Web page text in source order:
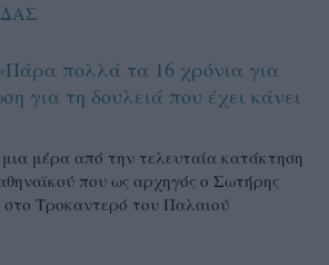
πολλά τα 16 χρόνια για
για τη δουλειά που έχει κάνει
μέρα από την τελευταία κατάκτηση
που ως αρχηγός ο Σωτήρης
Τροκαντερό του Παλαιού